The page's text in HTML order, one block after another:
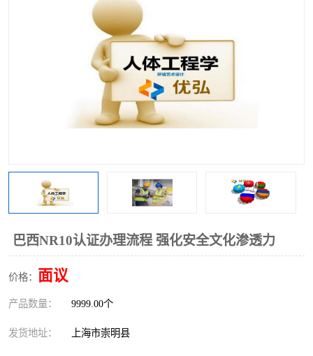
巴西NR10认证办理流程 强化安全文化渗透力
价格： 面议
产品数量： 9999.00个
发货地址： 上海市崇明县